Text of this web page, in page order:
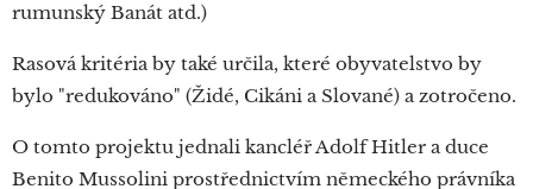
rumunský Banát atd.)
Rasová kritéria by také určila, které obyvatelstvo by
bylo "redukováno" (Židé, Cikáni a Slované) a zotročeno.
O tomto projektu jednali kancléř Adolf Hitler a duce
Benito Mussolini prostřednictvím německého právníka